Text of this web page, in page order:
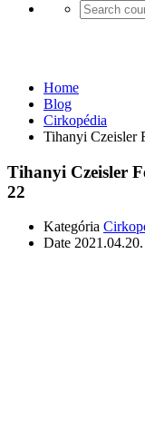
Home
Blog
Cirkopédia
Tihanyi Czeisler
Tihanyi Czeisler
22
Kategória
Date 2021.04.20.